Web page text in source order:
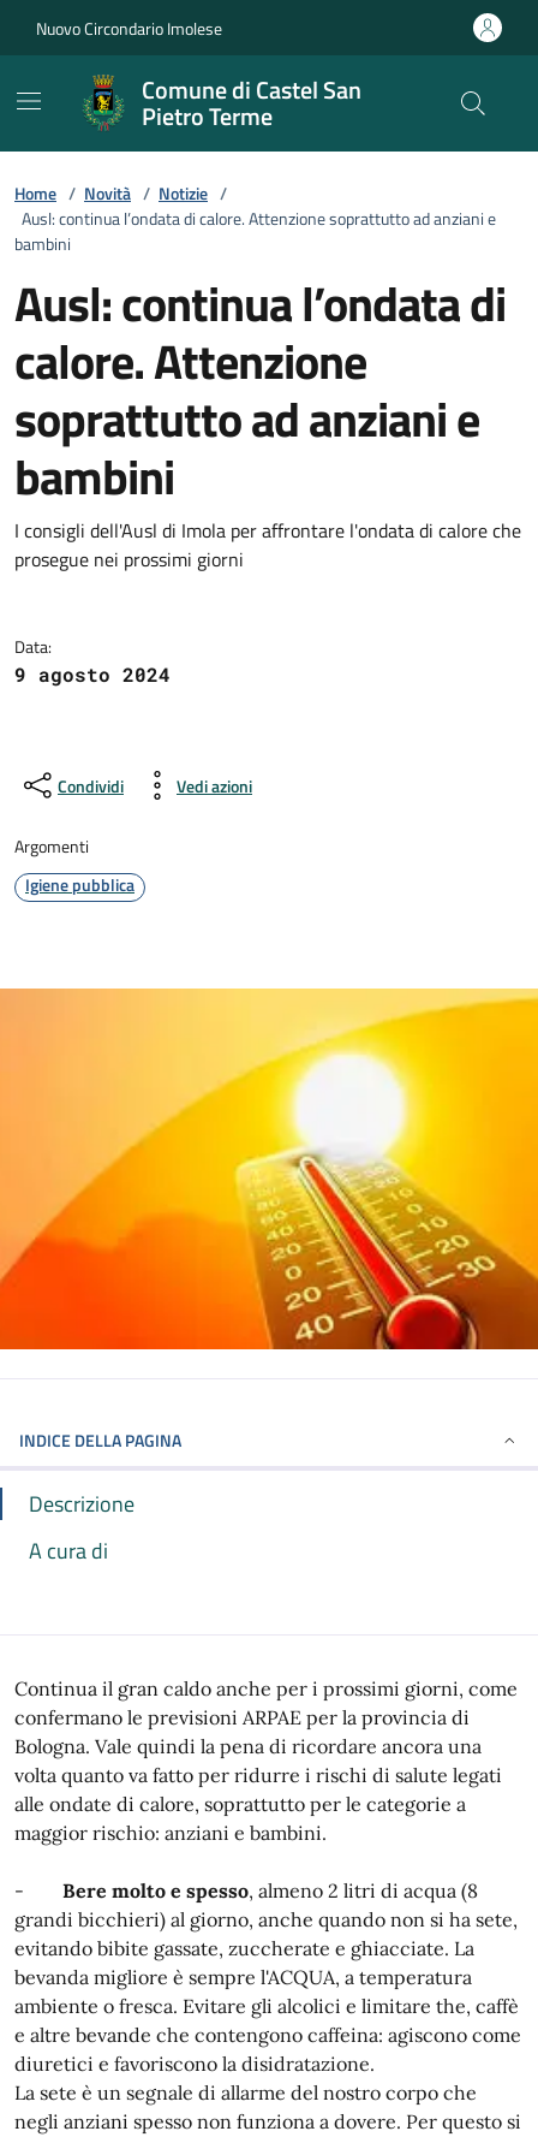
Nuovo Circondario Imolese
Comune di Castel San
Pietro Terme
Home / Novità / Notizie /
Ausl: continua l’ondata di calore. Attenzione soprattutto ad anziani e
bambini
Ausl: continua l’ondata di
calore. Attenzione
soprattutto ad anziani e
bambini
Dettagli della notizia
I consigli dell'Ausl di Imola per affrontare l'ondata di calore che
prosegue nei prossimi giorni
Data:
9 agosto 2024
Condividi Vedi azioni
Argomenti
Igiene pubblica
INDICE DELLA PAGINA
Descrizione
A cura di
Continua il gran caldo anche per i prossimi giorni, come
confermano le previsioni ARPAE per la provincia di
Bologna. Vale quindi la pena di ricordare ancora una
volta quanto va fatto per ridurre i rischi di salute legati
alle ondate di calore, soprattutto per le categorie a
maggior rischio: anziani e bambini.
- Bere molto e spesso, almeno 2 litri di acqua (8
grandi bicchieri) al giorno, anche quando non si ha sete,
evitando bibite gassate, zuccherate e ghiacciate. La
bevanda migliore è sempre l'ACQUA, a temperatura
ambiente o fresca. Evitare gli alcolici e limitare the, caffè
e altre bevande che contengono caffeina: agiscono come
diuretici e favoriscono la disidratazione.
La sete è un segnale di allarme del nostro corpo che
negli anziani spesso non funziona a dovere. Per questo si